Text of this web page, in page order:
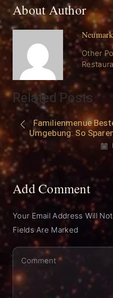
About Author
Other
Related Posts
Familienmenue
Umgebung: So
Add Comment
Your Email Address Will
Fields Are Marked